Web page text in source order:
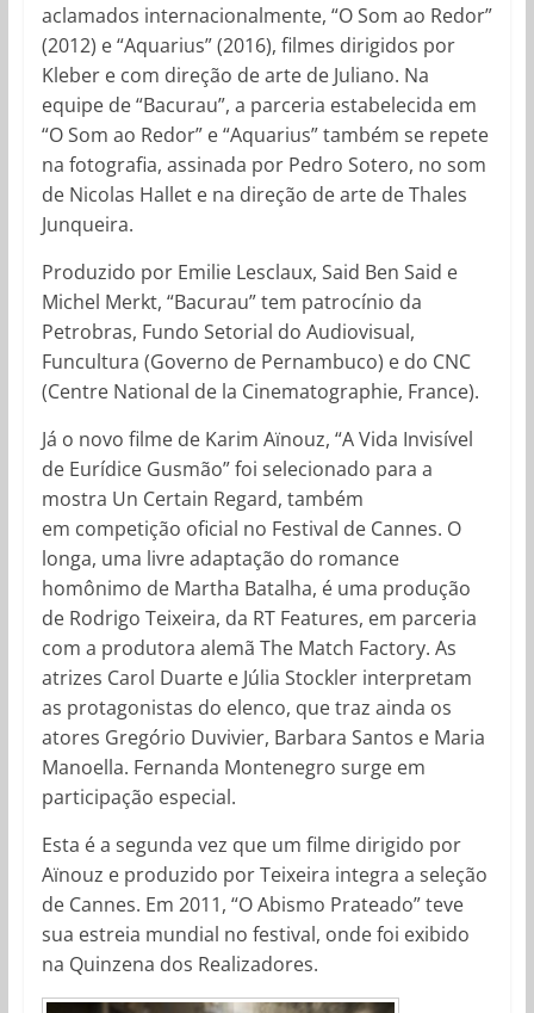
aclamados internacionalmente, “O Som ao Redor”
(2012) e “Aquarius” (2016), filmes dirigidos por
Kleber e com direção de arte de Juliano. Na
equipe de “Bacurau”, a parceria estabelecida em
“O Som ao Redor” e “Aquarius” também se repete
na fotografia, assinada por Pedro Sotero, no som
de Nicolas Hallet e na direção de arte de Thales
Junqueira.
Produzido por Emilie Lesclaux, Said Ben Said e
Michel Merkt, “Bacurau” tem patrocínio da
Petrobras, Fundo Setorial do Audiovisual,
Funcultura (Governo de Pernambuco) e do CNC
(Centre National de la Cinematographie, France).
Já o novo filme de Karim Aïnouz, “A Vida Invisível
de Eurídice Gusmão” foi selecionado para a
mostra Un Certain Regard, também
em competição oficial no Festival de Cannes. O
longa, uma livre adaptação do romance
homônimo de Martha Batalha, é uma produção
de Rodrigo Teixeira, da RT Features, em parceria
com a produtora alemã The Match Factory. As
atrizes Carol Duarte e Júlia Stockler interpretam
as protagonistas do elenco, que traz ainda os
atores Gregório Duvivier, Barbara Santos e Maria
Manoella. Fernanda Montenegro surge em
participação especial.
Esta é a segunda vez que um filme dirigido por
Aïnouz e produzido por Teixeira integra a seleção
de Cannes. Em 2011, “O Abismo Prateado” teve
sua estreia mundial no festival, onde foi exibido
na Quinzena dos Realizadores.